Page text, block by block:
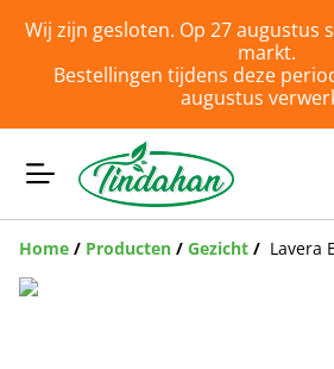
Wij zijn gesloten. Op 27 augustus
markt.
Bestellingen tijdens deze
augustus
Home / Producten / Gezicht / Lavera